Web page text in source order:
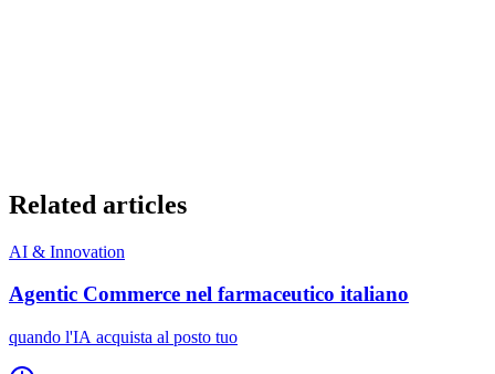
Related articles
AI & Innovation
Agentic Commerce nel farmaceutico italiano
quando l'IA acquista al posto tuo